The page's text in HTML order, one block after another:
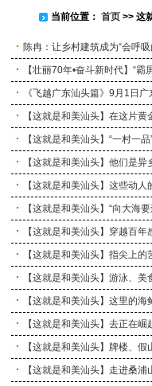
村振兴活动倡议书
防空警报？我们应该...
实施防空警报试鸣！
业领域安全风险提示
免前往日本
当前位置： 首页 >> 这
陈冉：让乡村建筑成为“会呼
【壮丽70年•奋斗新时代】“
《飞越广东汕头篇》9月1日
【这就是和美汕头】在这片
【这就是和美汕头】“一村一
【这就是和美汕头】他们是
【这就是和美汕头】这些动
【这就是和美汕头】“向大海
【这就是和美汕头】穿越百年
【这就是和美汕头】指尖上
【这就是和美汕头】游泳、
【这就是和美汕头】这里的
【这就是和美汕头】去正在
【这就是和美汕头】牌楼、
【这就是和美汕头】走进桑